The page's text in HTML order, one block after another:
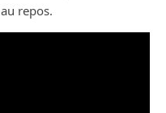
repos.